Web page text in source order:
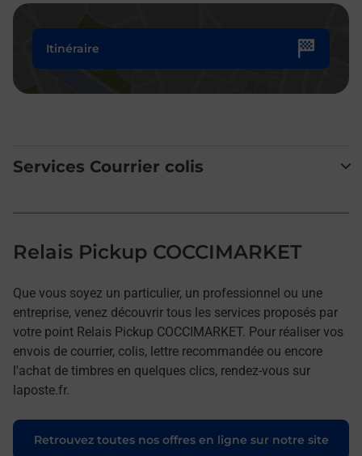
Itinéraire
Services Courrier colis
Relais Pickup COCCIMARKET
Que vous soyez un particulier, un professionnel ou une
entreprise, venez découvrir tous les services proposés par
votre point Relais Pickup COCCIMARKET. Pour réaliser vos
envois de courrier, colis, lettre recommandée ou encore
l'achat de timbres en quelques clics, rendez-vous sur
laposte.fr.
Retrouvez toutes nos offres en ligne sur notre site